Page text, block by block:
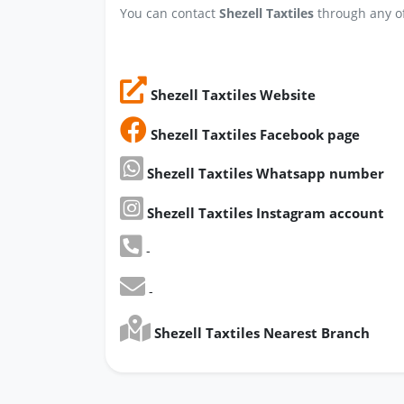
You can contact Shezell Taxtiles through any
Shezell Taxtiles Website
Shezell Taxtiles Facebook page
Shezell Taxtiles Whatsapp number
Shezell Taxtiles Instagram account
-
-
Shezell Taxtiles Nearest Branch